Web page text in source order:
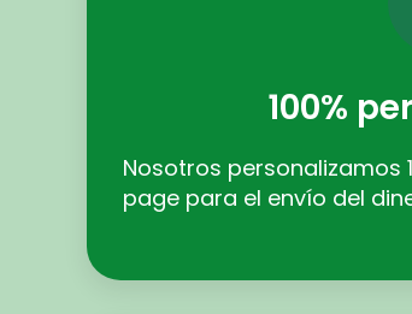
100%
Nosotros personalizamos
page para el envío del